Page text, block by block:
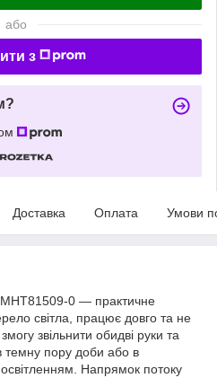
або
з
Доставка Оплата Умови
0 — практичне
світла, працює довго та не
звільнити обидві руки та
темну пору доби або в
Напрямок потоку